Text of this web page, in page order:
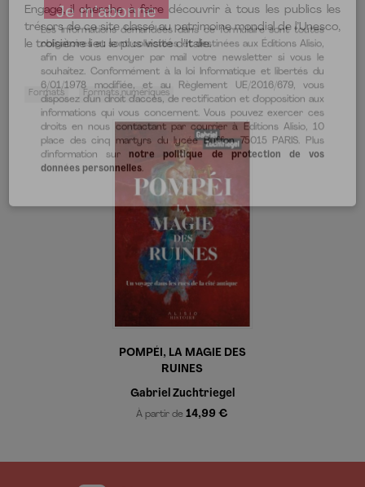
Engagé, il cherche à faire découvrir à tous les publics les
trésors de ce site classé au patrimoine mondial de l’Unesco,
le troisième lieu le plus visité d’Italie.
Formats Formats numériques
POMPÉI, LA MAGIE DES
RUINES
Gabriel Zuchtriegel
À partir de14,99 €
Les informations demandées dans ce formulaire sont toutes
obligatoires et sont collectées et destinées aux Éditions Alisio,
afin de vous envoyer par mail votre newsletter si vous le
souhaitez. Conformément à la loi Informatique et libertés du
6/01/1978 modifiée, et au Règlement UE/2016/679, vous
disposez d'un droit d'accès, de rectification et d'opposition aux
informations qui vous concernent. Vous pouvez exercer ces
droits en nous contactant par courrier à Éditions Alisio, 10
place des cinq martyrs du lycée Buffon 75015 PARIS. Plus
notre politique de protection de vos